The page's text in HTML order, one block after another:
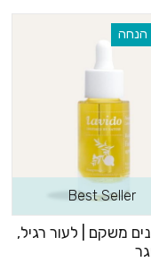
Best Seller
משקם | לעור רגיל,